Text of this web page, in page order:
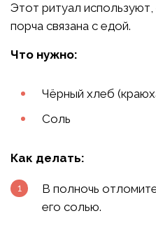
Этот ритуал используют,
порча связана с едой.
Что нужно:
Чёрный хлеб
Соль
Как делать:
В полночь
его солью.